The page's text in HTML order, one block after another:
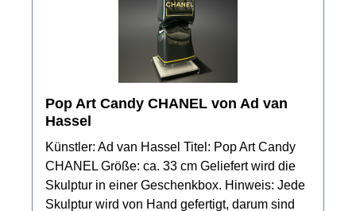
Pop Art Candy CHANEL von Ad van
Hassel
Künstler: Ad van Hassel Titel: Pop Art Candy
CHANEL Größe: ca. 33 cm Geliefert wird die
Skulptur in einer Geschenkbox. Hinweis: Jede
Skulptur wird von Hand gefertigt, darum sind